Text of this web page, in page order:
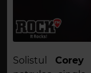
Solistul Corey